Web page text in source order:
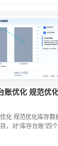
账优化 规范优
化 规范优化库存
，对“库存台账”四